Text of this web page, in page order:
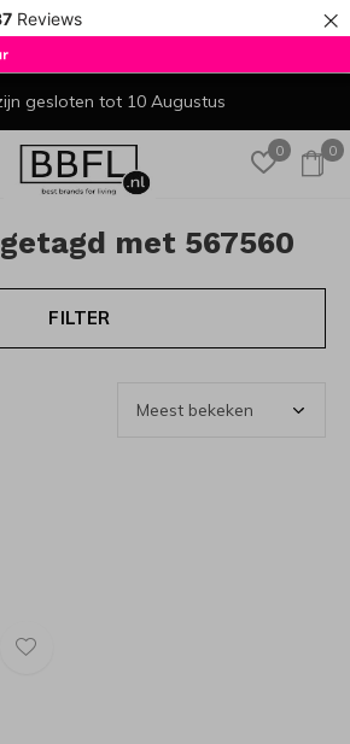
Reviews ×
0 0
gesloten tot 10 Augustus
met 567560
FILTER